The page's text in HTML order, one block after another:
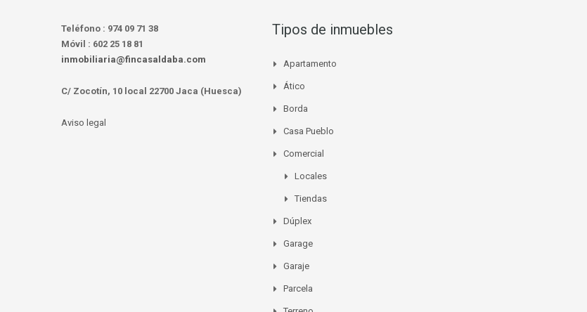
Teléfono : 974 09 71 38
Móvil : 602 25 18 81
inmobiliaria@fincasaldaba.com
C/ Zocotín, 10 local 22700 Jaca (Huesca)
Aviso legal
Tipos de inmuebles
Apartamento
Ático
Borda
Casa Pueblo
Comercial
Locales
Tiendas
Dúplex
Garage
Garaje
Parcela